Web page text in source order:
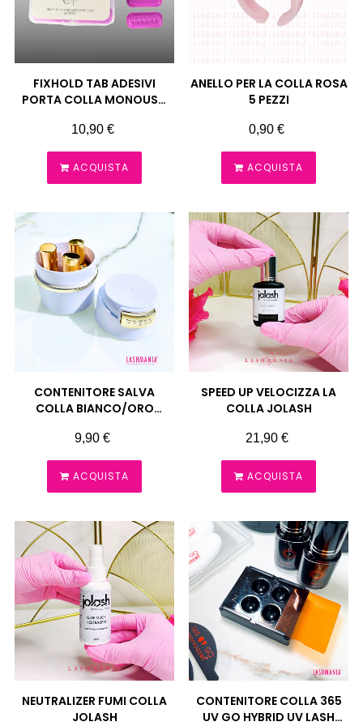
FIXHOLD TAB ADESIVI
PORTA COLLA MONOUSO
Prezzo
10,90 €
ACQUISTA
ANELLO PER LA COLLA ROSA
5 PEZZI
Prezzo
0,90 €
ACQUISTA
CONTENITORE SALVA
COLLA BIANCO/ORO
Prezzo
9,90 €
ACQUISTA
SPEED UP VELOCIZZA LA
COLLA JOLASH
Prezzo
21,90 €
ACQUISTA
NEUTRALIZER FUMI COLLA
JOLASH
CONTENITORE COLLA 365
UV GO HYBRID UV LASH